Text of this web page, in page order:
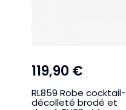
119,90 €
RL859 Robe cocktail-
décolleté brodé et